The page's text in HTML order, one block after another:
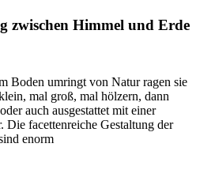
zwischen Himmel und Erde
Boden umringt von Natur ragen sie
mal groß, mal hölzern, dann
auch ausgestattet mit einer
Die facettenreiche Gestaltung der
enorm